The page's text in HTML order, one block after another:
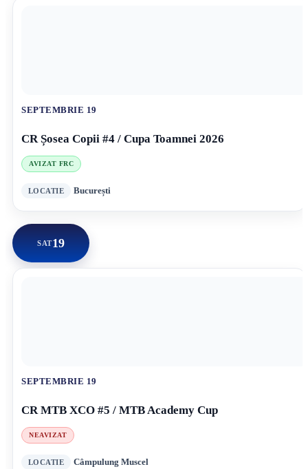
SEPTEMBRIE 19
CR Șosea Copii #4 / Cupa Toamnei 2026
AVIZAT FRC
București
SAT19
SEPTEMBRIE 19
CR MTB XCO #5 / MTB Academy Cup
NEAVIZAT
Câmpulung Muscel